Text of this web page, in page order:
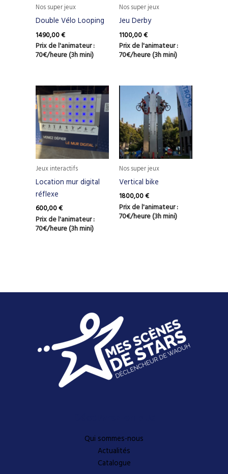
Nos super jeux
Double Vélo Looping
1490,00€
Prix de l'animateur :
70€/heure (3h mini)
Nos super jeux
Jeu Derby
1100,00€
Prix de l'animateur :
70€/heure (3h mini)
Jeux interactifs
Location mur digital
réflexe
600,00€
Prix de l'animateur :
70€/heure (3h mini)
Nos super jeux
Vertical bike
1800,00€
Prix de l'animateur :
70€/heure (3h mini)
Qui sommes-nous
Actualités
Catalogue